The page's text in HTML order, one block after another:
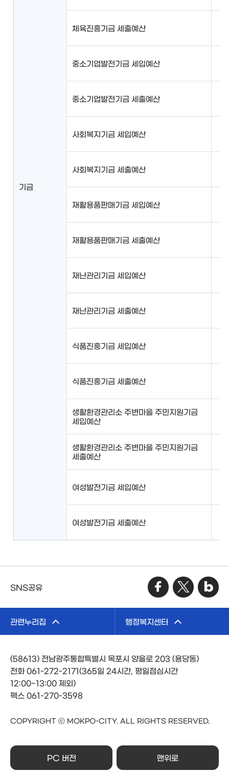
기금
체육진흥기금 세출예산
중소기업발전기금 세입예산
중소기업발전기금 세출예산
사회복지기금 세입예산
사회복지기금 세출예산
재활용품판매기금 세입예산
재활용품판매기금 세출예산
재난관리기금 세입예산
재난관리기금 세출예산
식품진흥기금 세입예산
식품진흥기금 세출예산
생활환경관리소 주변마을 주민지원기금
세입예산
생활환경관리소 주변마을 주민지원기금
세출예산
여성발전기금 세입예산
여성발전기금 세출예산
SNS공유
관련누리집 행정복지센터
(58613) 전남광주통합특별시 목포시 양을로 203 (용당동)
전화 061-272-2171(365일 24시간, 평일점심시간
12:00~13:00 제외)
팩스 061-270-3598
COPYRIGHT ⓒ MOKPO-CITY. ALL RIGHTS RESERVED.
PC 버전 맨위로